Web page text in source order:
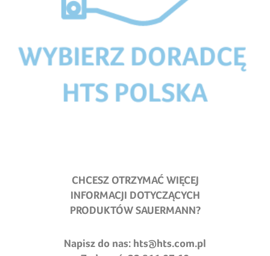
CHCESZ OTRZYMAĆ WIĘCEJ
INFORMACJI DOTYCZĄCYCH
PRODUKTÓW SAUERMANN?
Napisz do nas: hts@hts.com.pl